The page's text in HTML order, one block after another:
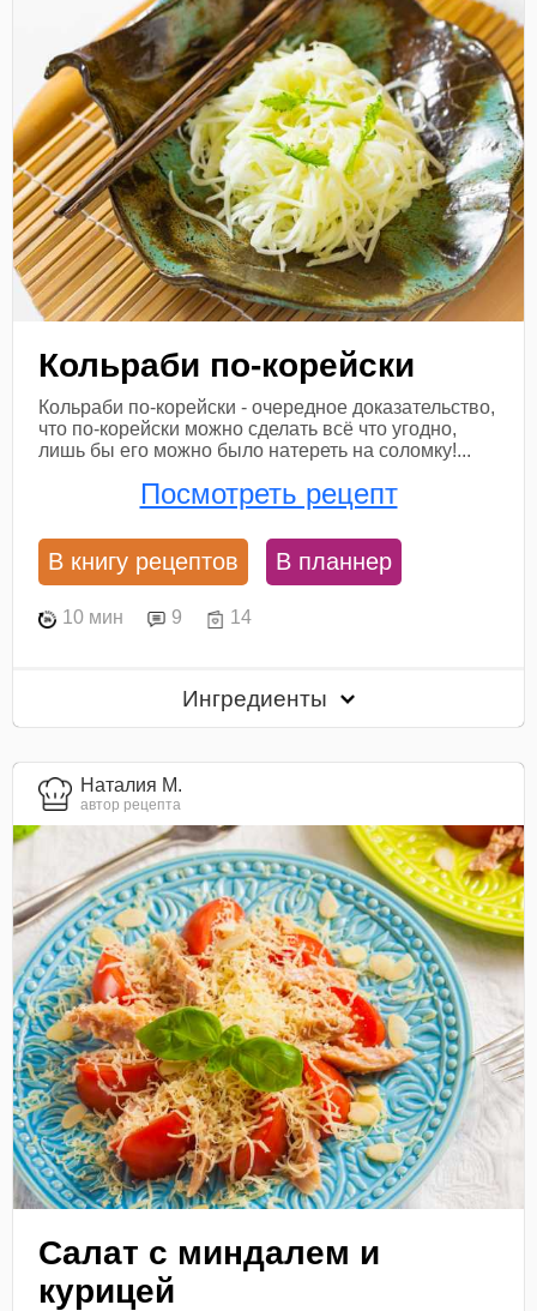
Кольраби по-корейски
Кольраби по-корейски - очередное доказательство,
что по-корейски можно сделать всё что угодно,
лишь бы его можно было натереть на соломку!...
Посмотреть рецепт
В книгу рецептов В планнер
10 мин 9 14
Ингредиенты
Наталия М.
автор рецепта
Салат с миндалем и
курицей